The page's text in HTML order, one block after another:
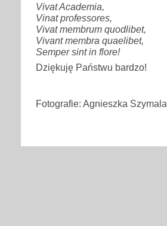
Vivat Academia,
Vinat professores,
Vivat membrum quodlibet,
Vivant membra quaelibet,
Semper sint in flore!
Dziękuję Państwu bardzo!
Fotografie: Agnieszka Szymala